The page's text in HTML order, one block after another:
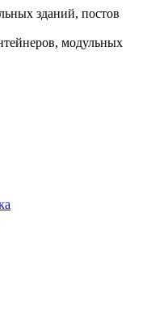
зданий, постов
модульных